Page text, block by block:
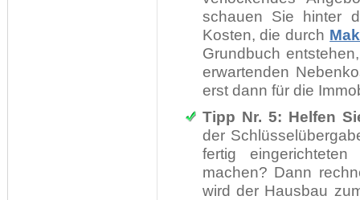
schauen Sie hinter
Kosten, die durch
Grundbuch
erwartenden
erst dann für die
Tipp Nr. 5: Helfen
der
fertig
machen? Dann
wird der Hausbau